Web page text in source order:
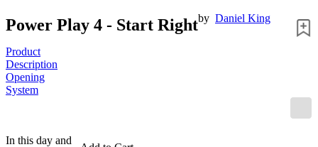
Power Play 4 - Start Rightby Daniel King
Product
Description
Opening
System
In this day and